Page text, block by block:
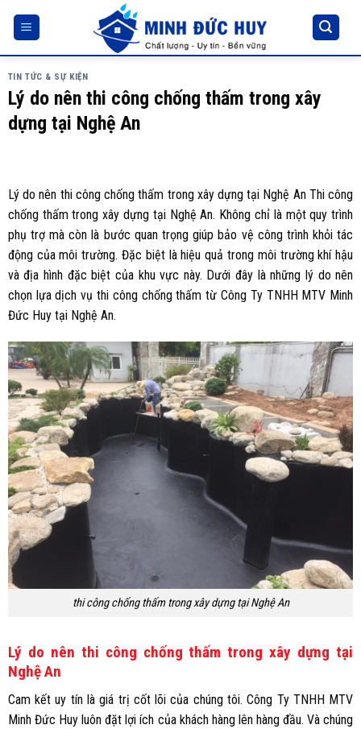
TIN TỨC & SỰ KIỆN
Lý do nên thi công chống thấm trong xây
dựng tại Nghệ An
Lý do nên thi công chống thấm trong xây dựng tại Nghệ An Thi công
chống thấm trong xây dựng tại Nghệ An. Không chỉ là một quy trình
phụ trợ mà còn là bước quan trọng giúp bảo vệ công trình khỏi tác
động của môi trường. Đặc biệt là hiệu quả trong môi trường khí hậu
và địa hình đặc biệt của khu vực này. Dưới đây là những lý do nên
chọn lựa dịch vụ thi công chống thấm từ Công Ty TNHH MTV Minh
Đức Huy tại Nghệ An.
thi công chống thấm trong xây dựng tại Nghệ An
Lý do nên thi công chống thấm trong xây dựng tại
Nghệ An
Cam kết uy tín là giá trị cốt lõi của chúng tôi. Công Ty TNHH MTV
Minh Đức Huy luôn đặt lợi ích của khách hàng lên hàng đầu. Và chúng